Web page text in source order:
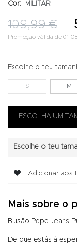
Cor:
MILITAR
109,99 €
Promoção válida de 01-
Escolhe o teu
S M
Escolhe o teu
Adicionar aos
Mais sobre o
Blusão Pepe Jeans
De que estás à